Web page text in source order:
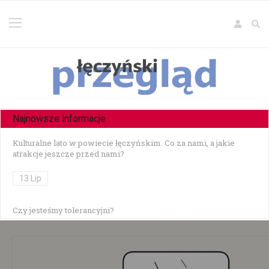
Najnowsze informacje
Kulturalne lato w powiecie łęczyńskim. Co za nami, a jakie
atrakcje jeszcze przed nami?
13 Lip
Czy jesteśmy tolerancyjni?
Czołowe zderzenie w Zezulinie Niższym — 19-latek stracił